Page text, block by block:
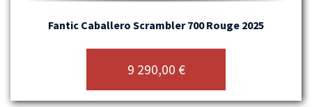
Fantic Caballero Scrambler 700 Rouge 2025
9 290,00 €